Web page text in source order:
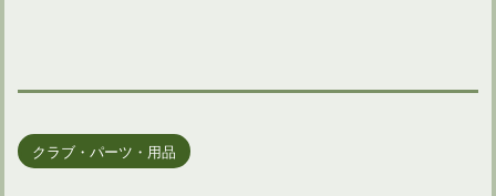
クラブ・パーツ・用品